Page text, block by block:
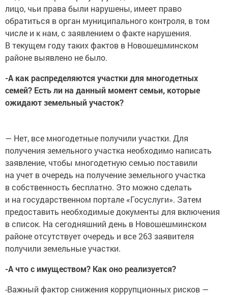
лицо, чьи права были нарушены, имеет право
обратиться в орган муниципального контроля, в том
числе и к нам, с заявлением о факте нарушения.
В текущем году таких фактов в Новошешминском
районе выявлено не было.
-А как распределяются участки для многодетных
семей? Есть ли на данный момент семьи, которые
ожидают земельный участок?
— Нет, все многодетные получили участки. Для
получения земельного участка необходимо написать
заявление, чтобы многодетную семью поставили
на учет в очередь на получение земельного участка
в собственность бесплатно. Это можно сделать
и на государственном портале «Госуслуги». Затем
предоставить необходимые документы для включения
в список. На сегодняшний день в Новошешминском
районе отсутствует очередь и все 263 заявителя
получили земельные участки.
-А что с имуществом? Как оно реализуется?
-Важный фактор снижения коррупционных рисков —